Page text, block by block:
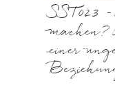
SST023
einer